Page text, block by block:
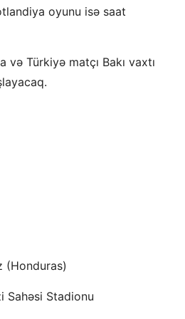
oyunu isə saat
və Türkiyə matçı Bakı vaxtı
(Honduras)
Sahəsi Stadionu